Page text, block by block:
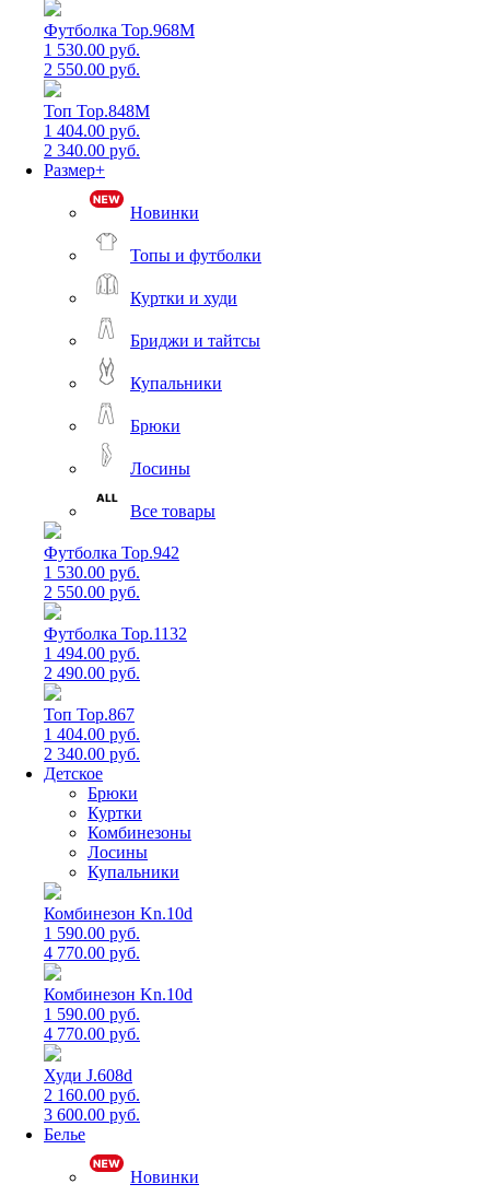
Футболка Top.968M
1 530.00 руб.
2 550.00 руб.
Топ Top.848M
1 404.00 руб.
2 340.00 руб.
Размер+
Новинки
Топы и футболки
Куртки и худи
Бриджи и тайтсы
Купальники
Брюки
Лосины
Все товары
Футболка Top.942
1 530.00 руб.
2 550.00 руб.
Футболка Top.1132
1 494.00 руб.
2 490.00 руб.
Топ Top.867
1 404.00 руб.
2 340.00 руб.
Детское
Брюки
Куртки
Комбинезоны
Лосины
Купальники
Комбинезон Kn.10d
1 590.00 руб.
4 770.00 руб.
Комбинезон Kn.10d
1 590.00 руб.
4 770.00 руб.
Худи J.608d
2 160.00 руб.
3 600.00 руб.
Белье
Новинки